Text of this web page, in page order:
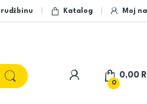
Katalog Moj
My Account
0
0,00